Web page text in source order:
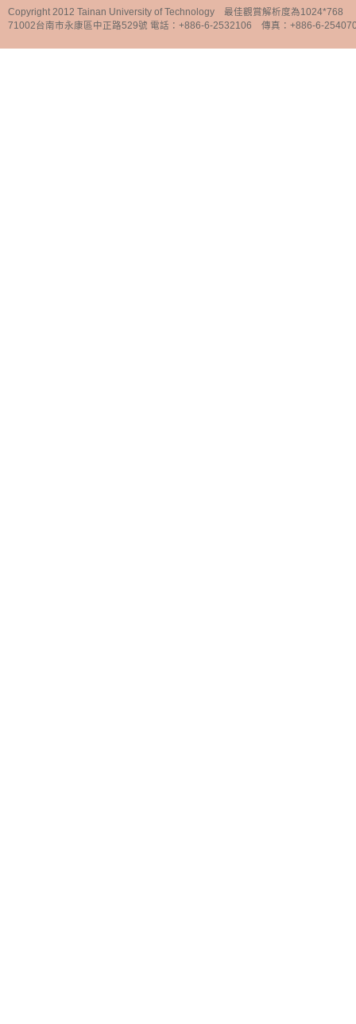
Copyright 2012 Tainan University of Technology 最佳觀賞解析度為1024*768
71002台南市永康區中正路529號 電話：+886-6-2532106 傳真：+886-6-